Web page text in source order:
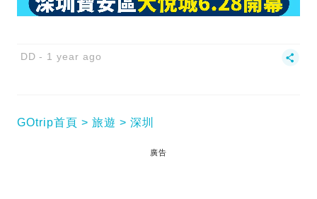
DD 1 year ago
GOtrip首頁 旅遊 深圳
廣告